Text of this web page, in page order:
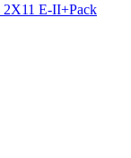
E-II+Pack